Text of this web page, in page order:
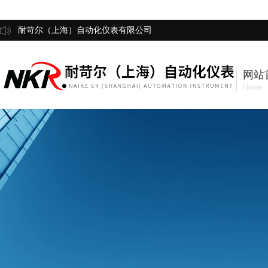
耐苛尔（上海）自动化仪表有限公司
网站
Home